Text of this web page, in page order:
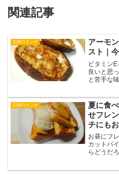
関連記事
主婦のランチ
アーモ
スト｜
ビタミン
良いと思
と苦手な
た。アー
美味しさ
主婦のランチ
夏に食
せフレ
チにも
お昼にフ
カットパ
らどうだ